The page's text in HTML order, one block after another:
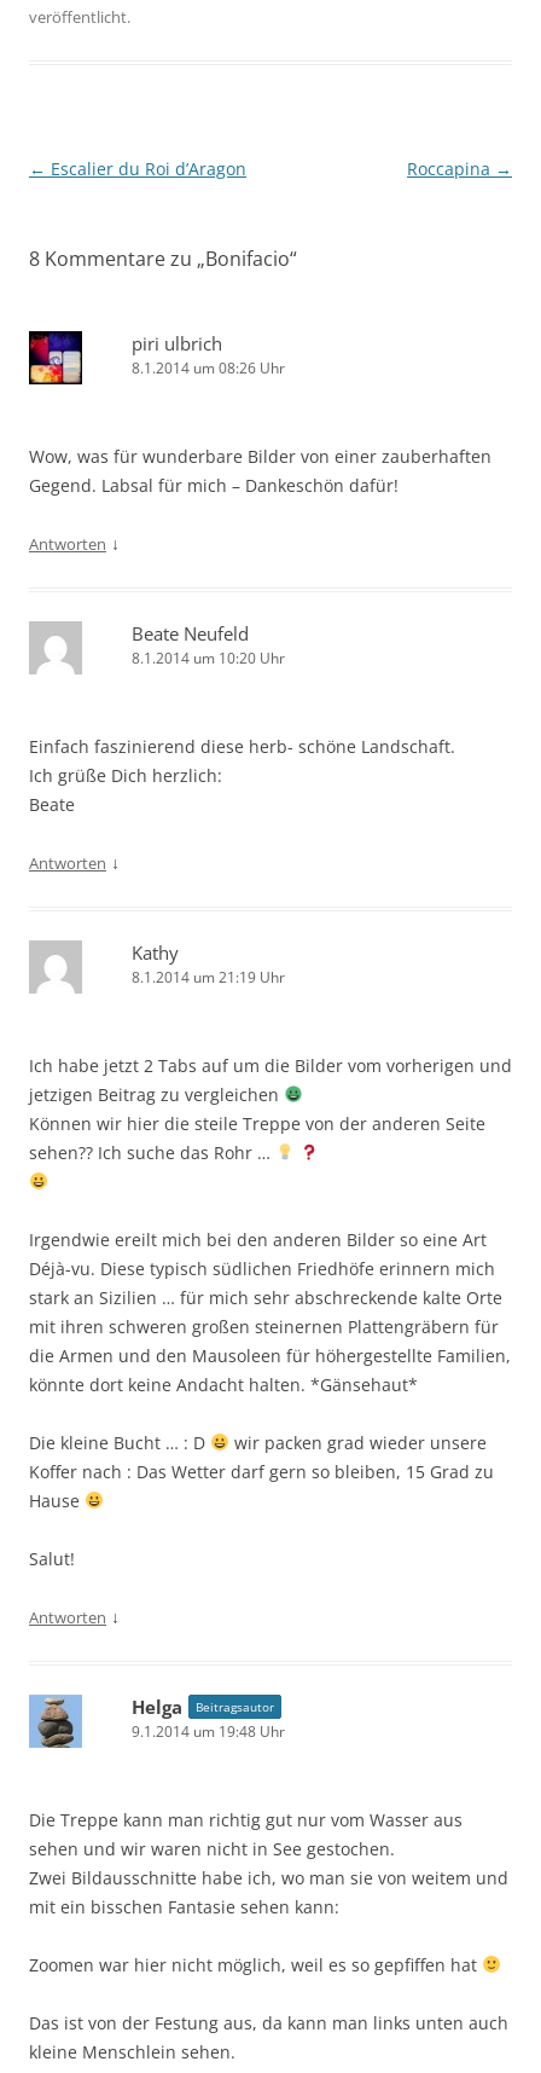
veröffentlicht.
Beitragsnavigation
← Escalier du Roi d’Aragon Roccapina →
8 Kommentare zu „Bonifacio“
piri ulbrich
8.1.2014 um 08:26 Uhr
Wow, was für wunderbare Bilder von einer zauberhaften
Gegend. Labsal für mich – Dankeschön dafür!
Antworten ↓
Beate Neufeld
8.1.2014 um 10:20 Uhr
Einfach faszinierend diese herb- schöne Landschaft.
Ich grüße Dich herzlich:
Beate
Antworten ↓
Kathy
8.1.2014 um 21:19 Uhr
Ich habe jetzt 2 Tabs auf um die Bilder vom vorherigen und
jetzigen Beitrag zu vergleichen
Können wir hier die steile Treppe von der anderen Seite
sehen?? Ich suche das Rohr …
Irgendwie ereilt mich bei den anderen Bilder so eine Art
Déjà-vu. Diese typisch südlichen Friedhöfe erinnern mich
stark an Sizilien … für mich sehr abschreckende kalte Orte
mit ihren schweren großen steinernen Plattengräbern für
die Armen und den Mausoleen für höhergestellte Familien,
könnte dort keine Andacht halten. *Gänsehaut*
Die kleine Bucht … : D
wir packen grad wieder unsere
Koffer nach : Das Wetter darf gern so bleiben, 15 Grad zu
Hause
Salut!
Antworten ↓
Helga Beitragsautor
9.1.2014 um 19:48 Uhr
Die Treppe kann man richtig gut nur vom Wasser aus
sehen und wir waren nicht in See gestochen.
Zwei Bildausschnitte habe ich, wo man sie von weitem und
mit ein bisschen Fantasie sehen kann:
Zoomen war hier nicht möglich, weil es so gepfiffen hat
Das ist von der Festung aus, da kann man links unten auch
kleine Menschlein sehen.